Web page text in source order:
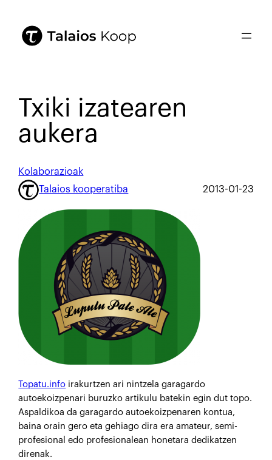
Txiki izatearen
aukera
Kolaborazioak
Talaios kooperatiba
2013-01-23
Topatu.info irakurtzen ari nintzela garagardo
autoekoizpenari buruzko artikulu batekin egin dut topo.
Aspaldikoa da garagardo autoekoizpenaren kontua,
baina orain gero eta gehiago dira era amateur, semi-
profesional edo profesionalean honetara dedikatzen
direnak.